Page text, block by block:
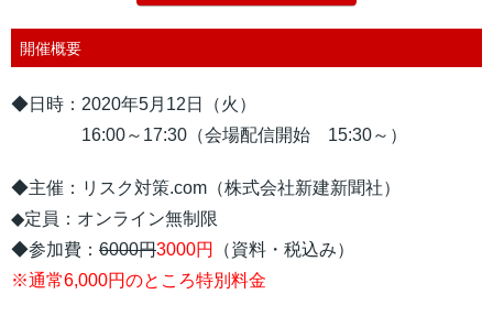
開催概要
◆日時：2020年5月12日（火）
16:00～17:30（会場配信開始 15:30～）
◆主催：リスク対策.com（株式会社新建新聞社）
◆定員：オンライン無制限
◆参加費： 6000円3000円
（資料・税込み）
※通常6,000円のところ特別料金